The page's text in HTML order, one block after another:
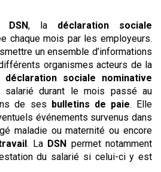
DSN, la déclaration sociale
chaque mois par les employeurs.
un ensemble d’informations
organismes acteurs de la
déclaration sociale nominative
durant le mois passé au
de ses
bulletins de paie. Elle
événements survenus dans
maladie ou maternité ou encore
. La DSN permet notamment
du salarié si celui-ci y est